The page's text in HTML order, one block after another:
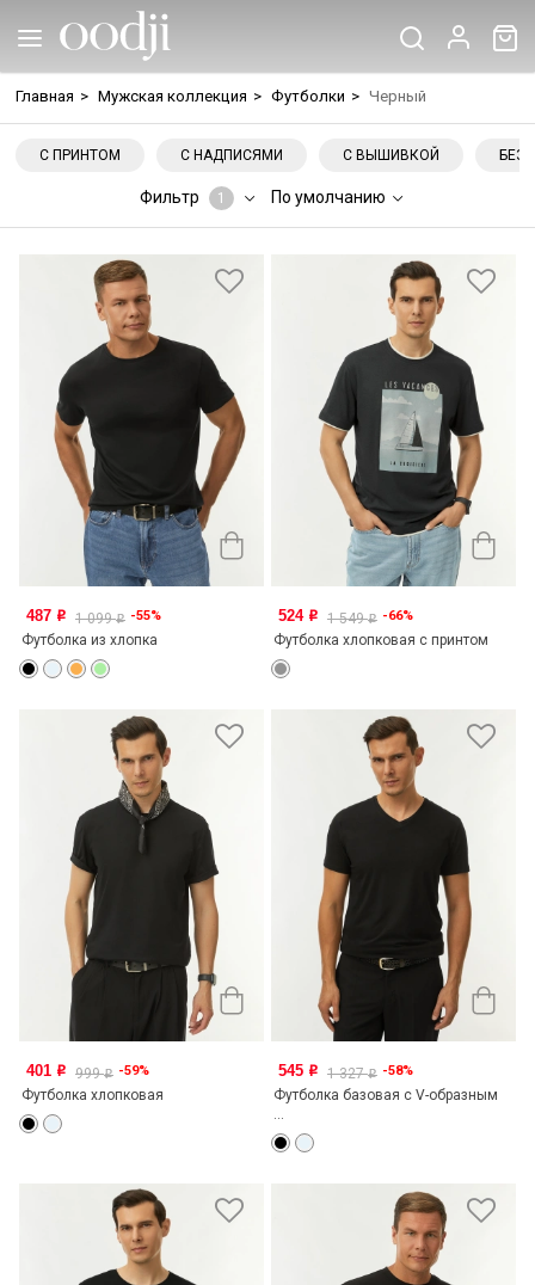
Главная > Мужская коллекция > Футболки > Черный
С ПРИНТОМ С НАДПИСЯМИ С ВЫШИВКОЙ БЕЗ
Фильтр 1 По умолчанию
487 o 1 099o -55%
Футболка из хлопка
524 o 1 549o -66%
Футболка хлопковая с принтом
401 o 999o -59%
Футболка хлопковая
545 o 1 327o -58%
Футболка базовая с V-образным